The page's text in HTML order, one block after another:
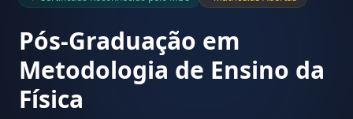
Pós-Graduação em
Metodologia de Ensino da
Física